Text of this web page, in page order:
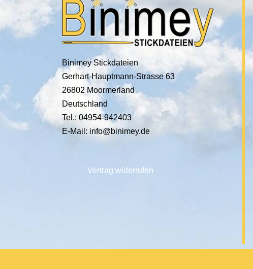
Binimey Stickdateien
Gerhart-Hauptmann-Strasse 63
26802 Moormerland
Deutschland
Tel.: 04954-942403
E-Mail: info@binimey.de
Vertrag widerrufen